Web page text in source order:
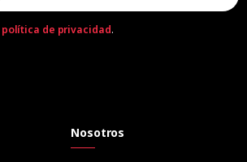
política de privacidad.
Nosotros